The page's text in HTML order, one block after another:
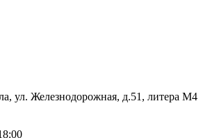
ул. Железнодорожная, д.51, литера М4